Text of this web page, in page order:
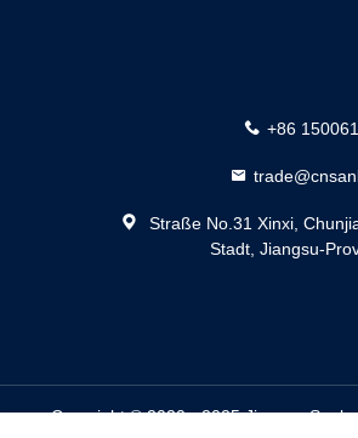
+86
Straße No.31 Xinxi,
Stadt, Jiangsu-
Copyright © 2020 - 2025 Jiangsu